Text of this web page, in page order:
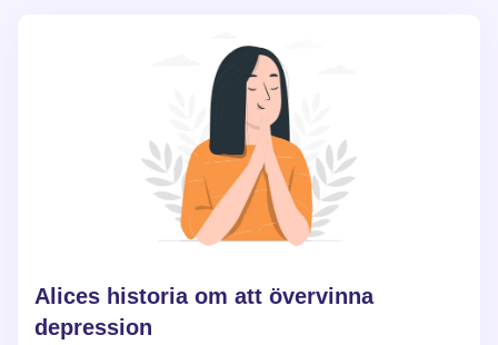
Alices historia om att övervinna
depression